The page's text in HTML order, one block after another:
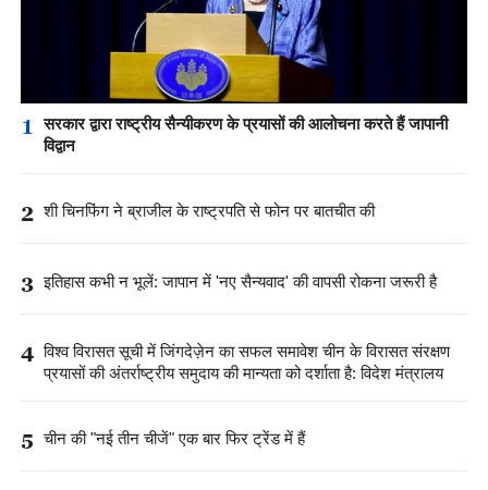
1
सरकार द्वारा राष्ट्रीय सैन्यीकरण के प्रयासों की आलोचना करते हैं जापानी
विद्वान
2 शी चिनफिंग ने ब्राजील के राष्ट्रपति से फोन पर बातचीत की
3 इतिहास कभी न भूलें: जापान में 'नए सैन्यवाद' की वापसी रोकना जरूरी है
4 विश्व विरासत सूची में जिंगदेज़ेन का सफल समावेश चीन के विरासत संरक्षण
प्रयासों की अंतर्राष्ट्रीय समुदाय की मान्यता को दर्शाता है: विदेश मंत्रालय
5 चीन की "नई तीन चीजें" एक बार फिर ट्रेंड में हैं